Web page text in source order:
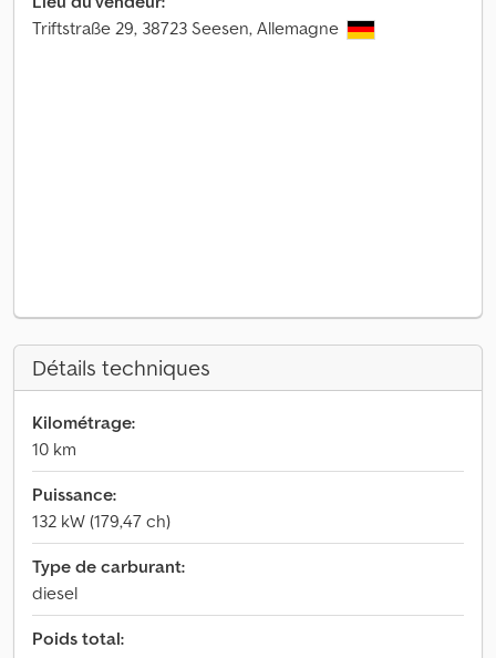
Triftstraße 29, 38723 Seesen, Allemagne
Détails techniques
Kilométrage:
10 km
Puissance:
132 kW (179,47 ch)
Type de carburant:
diesel
Poids total: